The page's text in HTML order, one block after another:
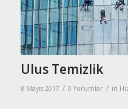
Ulus Temizlik
8 Mayıs 2017 / 0 Yorumlar / in